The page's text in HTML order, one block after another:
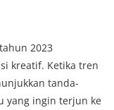
2023
kreatif. Ketika tren
tanda-
yang ingin terjun ke